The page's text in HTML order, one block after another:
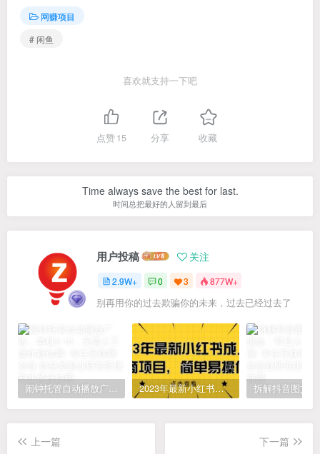
网赚项目
# 闲鱼
喜欢就支持一下吧
点赞15 分享 收藏
Time always save the best for last.
时间总把最好的人留到最后
用户投稿 关注
2.9W+ 0 3 877W+
别再用你的过去欺骗你的未来，过去已经过去了
闹钟托管自动播放广告，单机5-10，无需人工操作 2023年最新小红书成人电商项目，简单易操作【详细教程】
上一篇
下一篇